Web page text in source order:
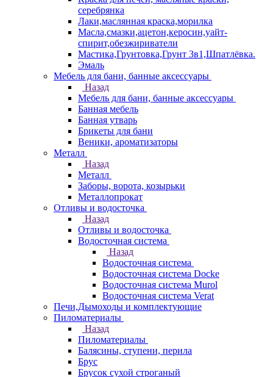
серебрянка
Лаки,маслянная краска,морилка
Масла,смазки,ацетон,керосин,уайт-
спирит,обезжириватели
Мастика,Грунтовка,Грунт 3в1,Шпатлёвка.
Эмаль
Мебель для бани, банные аксессуары
Назад
Мебель для бани, банные аксессуары
Банная мебель
Банная утварь
Брикеты для бани
Веники, ароматизаторы
Металл
Назад
Металл
Заборы, ворота, козырьки
Металлопрокат
Отливы и водосточка
Назад
Отливы и водосточка
Водосточная система
Назад
Водосточная система
Водосточная система Docke
Водосточная система Murol
Водосточная система Verat
Печи,Дымоходы и комплектующие
Пиломатериалы
Назад
Пиломатериалы
Балясины, ступени, перила
Брус
Брусок сухой строганый